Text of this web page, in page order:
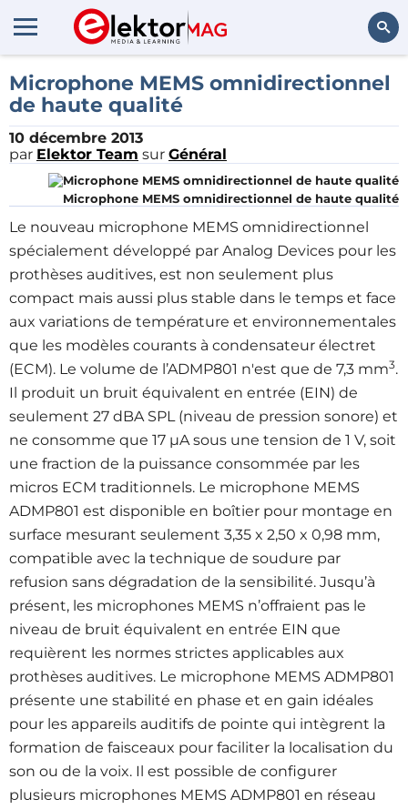
Rechercher
Microphone MEMS omnidirectionnel
de haute qualité
10 décembre 2013
par Elektor Team sur Général
Microphone MEMS omnidirectionnel de haute qualité
Le nouveau microphone MEMS omnidirectionnel
spécialement développé par Analog Devices pour les
prothèses auditives, est non seulement plus
compact mais aussi plus stable dans le temps et face
aux variations de température et environnementales
que les modèles courants à condensateur électret
(ECM). Le volume de l’ADMP801 n'est que de 7,3 mm3.
Il produit un bruit équivalent en entrée (EIN) de
seulement 27 dBA SPL (niveau de pression sonore) et
ne consomme que 17 µA sous une tension de 1 V, soit
une fraction de la puissance consommée par les
micros ECM traditionnels. Le microphone MEMS
ADMP801 est disponible en boîtier pour montage en
surface mesurant seulement 3,35 x 2,50 x 0,98 mm,
compatible avec la technique de soudure par
refusion sans dégradation de la sensibilité. Jusqu’à
présent, les microphones MEMS n’offraient pas le
niveau de bruit équivalent en entrée EIN que
requièrent les normes strictes applicables aux
prothèses auditives. Le microphone MEMS ADMP801
présente une stabilité en phase et en gain idéales
pour les appareils auditifs de pointe qui intègrent la
formation de faisceaux pour faciliter la localisation du
son ou de la voix. Il est possible de configurer
plusieurs microphones MEMS ADMP801 en réseau